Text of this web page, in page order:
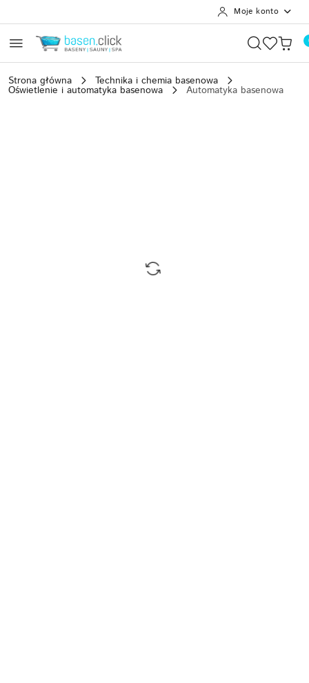
Moje konto
Strona główna Technika i chemia basenowa
Oświetlenie i automatyka basenowa Automatyka basenowa